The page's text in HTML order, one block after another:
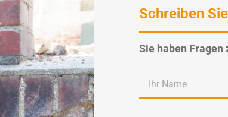
Schreiben
Sie haben Fragen